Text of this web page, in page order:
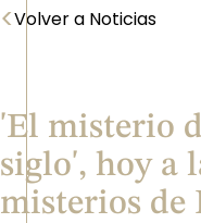
<Volver a Noticias
'El misterio
siglo', hoy a
misterios de